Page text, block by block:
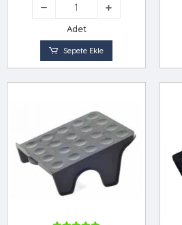
Adet
Sepete Ekle